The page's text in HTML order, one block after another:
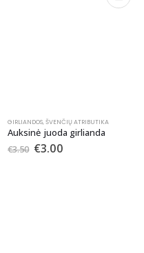
GIRLIANDOS,ŠVENČIŲ ATRIBUTIKA
Auksinė juoda girlianda
3.50 € 3.00